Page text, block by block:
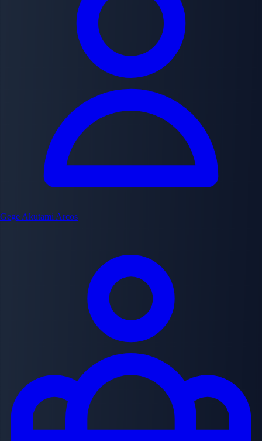
Gege Akutami Arcos